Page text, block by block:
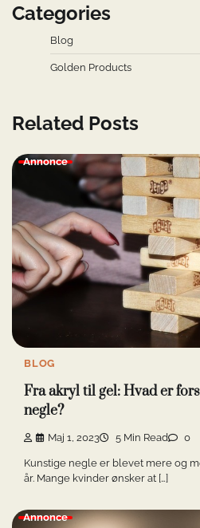
Categories
Blog
Golden Products
Related Posts
Annonce
BLOG
Fra akryl til gel: Hvad er
negle?
Maj 1, 2023 5 Min Read 0
Kunstige negle er blevet mere og
år. Mange kvinder ønsker at […]
Annonce